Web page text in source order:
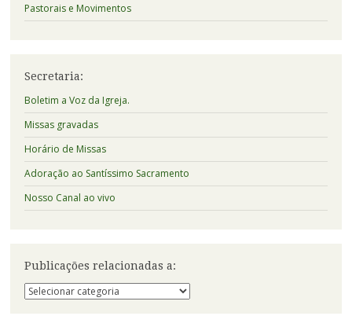
Pastorais e Movimentos
Secretaria:
Boletim a Voz da Igreja.
Missas gravadas
Horário de Missas
Adoração ao Santíssimo Sacramento
Nosso Canal ao vivo
Publicações relacionadas a:
Publicações
relacionadas